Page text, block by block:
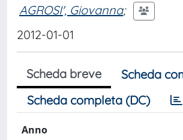
AGROSI', Giovanna;
2012-01-01
Scheda breve
Scheda
Scheda completa (DC)
Anno